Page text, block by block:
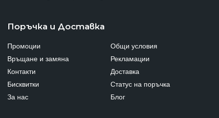
Поръчка и Доставка
Промоции
Общи условия
Връщане и замяна
Рекламации
Контакти
Доставка
Бисквитки
Статус на поръчка
За нас
Блог